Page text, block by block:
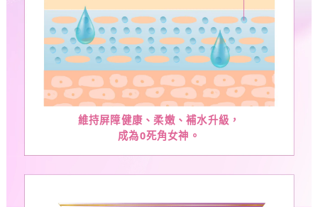
維持屏障健康、柔嫩、補水升級，
成為0死角女神。